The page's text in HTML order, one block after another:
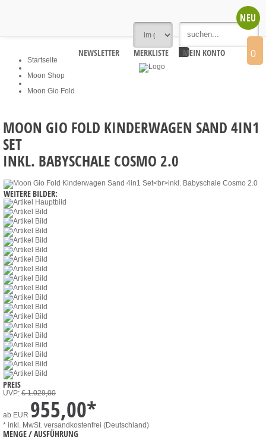
NEWSLETTER MERKLISTE MEIN KONTO 0
Startseite
Moon Shop
Moon Gio Fold
MOON GIO FOLD KINDERWAGEN SAND 4IN1
SET
INKL. BABYSCHALE COSMO 2.0
NEU
WEITERE BILDER:
PREIS
UVP: € 1.029,00
ab EUR 955,00*
* inkl. MwSt. versandkostenfrei (Deutschland)
MENGE / AUSFÜHRUNG